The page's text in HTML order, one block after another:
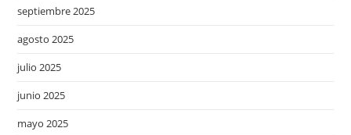
septiembre 2025
agosto 2025
julio 2025
junio 2025
mayo 2025